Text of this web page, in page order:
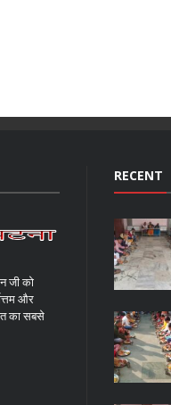
जी को
और
का सबसे
RECENT